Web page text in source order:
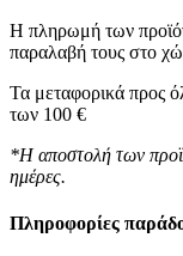
Η πληρωμή των
παραλαβή τους στο
Τα μεταφορικά προς
των 100 €
*Η αποστολή των
ημέρες.
Πληροφορίες